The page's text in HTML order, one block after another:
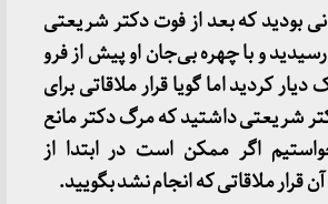
بودید که بعد از فوت دکتر شریعتی
و با چهره بی‌جان او پیش از فرو
کردید اما گویا قرار ملاقاتی برای
شریعتی داشتید که مرگ دکتر مانع
اگر ممکن است در ابتدا از
آن قرار ملاقاتی که انجام نشد بگویید.